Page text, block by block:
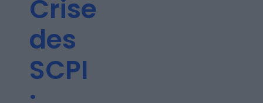
Les épisodes
Crise
des
SCPI